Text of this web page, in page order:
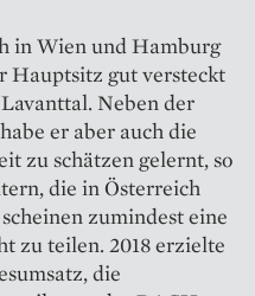
in Wien und Hamburg
Hauptsitz gut versteckt
Neben der
er aber auch die
zu schätzen gelernt, so
die in Österreich
zumindest eine
zu teilen. 2018 erzielte
die